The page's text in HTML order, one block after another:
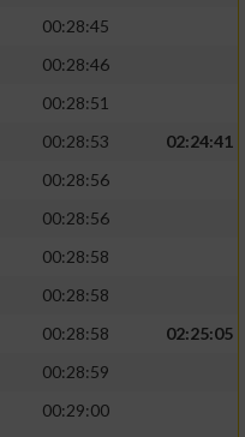
00:28:45
00:28:46
00:28:51
00:28:53
02:24:41
00:28:56
00:28:56
00:28:58
00:28:58
00:28:58
02:25:05
00:28:59
00:29:00